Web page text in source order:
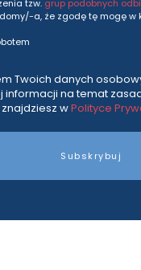
tzw. grup podobnych
a, że zgodę tę mogę w
Twoich danych
informacji na temat
znajdziesz wPolityce
Subskrybuj